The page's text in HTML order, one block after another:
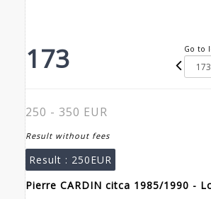
173 Go to
250 - 350 EUR
Result without fees
Result : 250EUR
Pierre CARDIN citca 1985/1990 -